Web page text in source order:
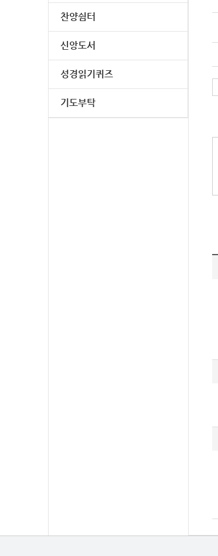
찬양쉼터
신앙도서
성경읽기퀴즈
기도부탁